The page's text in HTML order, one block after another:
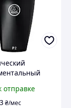
отправке
₴/мес